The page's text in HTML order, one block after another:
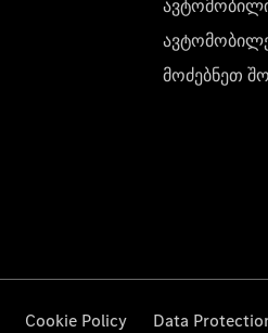
მოძებნეთ
Cookie Policy Data